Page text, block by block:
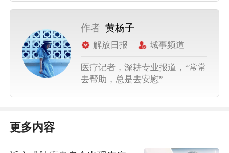
作者 黄杨子
解放日报 城事频道
医疗记者，深耕专业报道，“常常
去帮助，总是去安慰”
更多内容